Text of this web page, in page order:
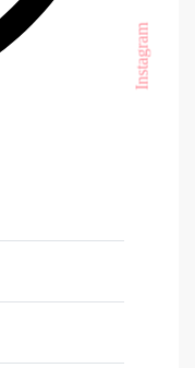
Instagram